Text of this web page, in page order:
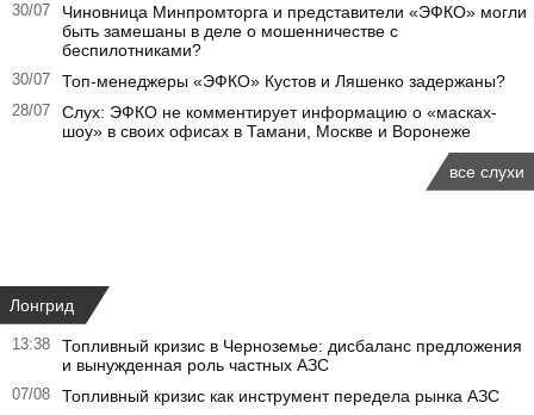
30/07
Чиновница Минпромторга и представители «ЭФКО» могли
быть замешаны в деле о мошенничестве с
беспилотниками?
30/07 Топ-менеджеры «ЭФКО» Кустов и Ляшенко задержаны?
28/07
Слух: ЭФКО не комментирует информацию о «масках-
шоу» в своих офисах в Тамани, Москве и Воронеже
все слухи
Лонгрид
13:38
Топливный кризис в Черноземье: дисбаланс предложения
и вынужденная роль частных АЗС
07/08 Топливный кризис как инструмент передела рынка АЗС